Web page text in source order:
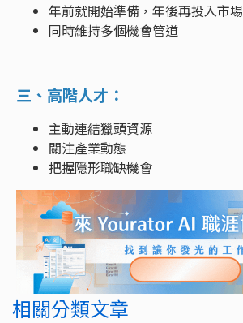
年前就開始準備，年後再投入市場
同時維持多個機會管道
三、高階人才：
主動連結獵頭資源
關注產業動態
把握隱形職缺機會
相關分類文章